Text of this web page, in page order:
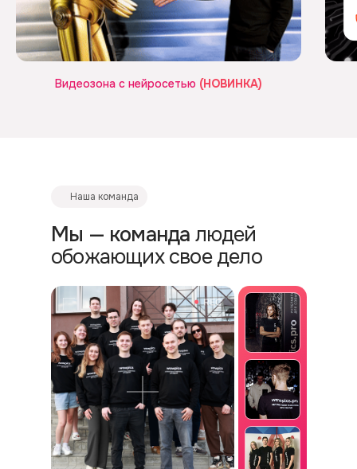
Видеозона с нейросетью (НОВИНКА)
Мы — команда людей
обожающих свое дело
Наша команда